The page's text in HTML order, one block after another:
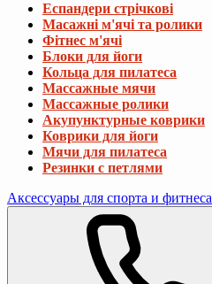
Еспандери стрічкові
Масажні м'ячі та ролики
Фітнес м'ячі
Блоки для йоги
Кольца для пилатеса
Массажные мячи
Массажные ролики
Акупунктурные коврики
Коврики для йоги
Мячи для пилатеса
Резинки с петлями
Аксессуары для спорта и фитнеса